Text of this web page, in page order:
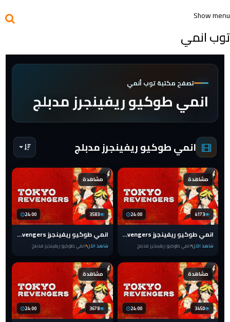
Show menu
توب انمي
تصفح مكتبة توب أنمي
انمي طوكيو ريفينجرز مدبلج
انمي طوكيو ريفينجرز مدبلج
مشاهدة
24:00 4173
انمي طوكيو ريفينجرز Tokyo Revengers الحلقة الاخيرة 24 مدبلج
شاهد الآن انمي طوكيو ريفينجرز مدبلج
مشاهدة
24:00 3583
انمي طوكيو ريفينجرز Tokyo Revengers الحلقة 23 مدبلج
شاهد الآن انمي طوكيو ريفينجرز مدبلج
مشاهدة
24:00 3450
مشاهدة
24:00 3678